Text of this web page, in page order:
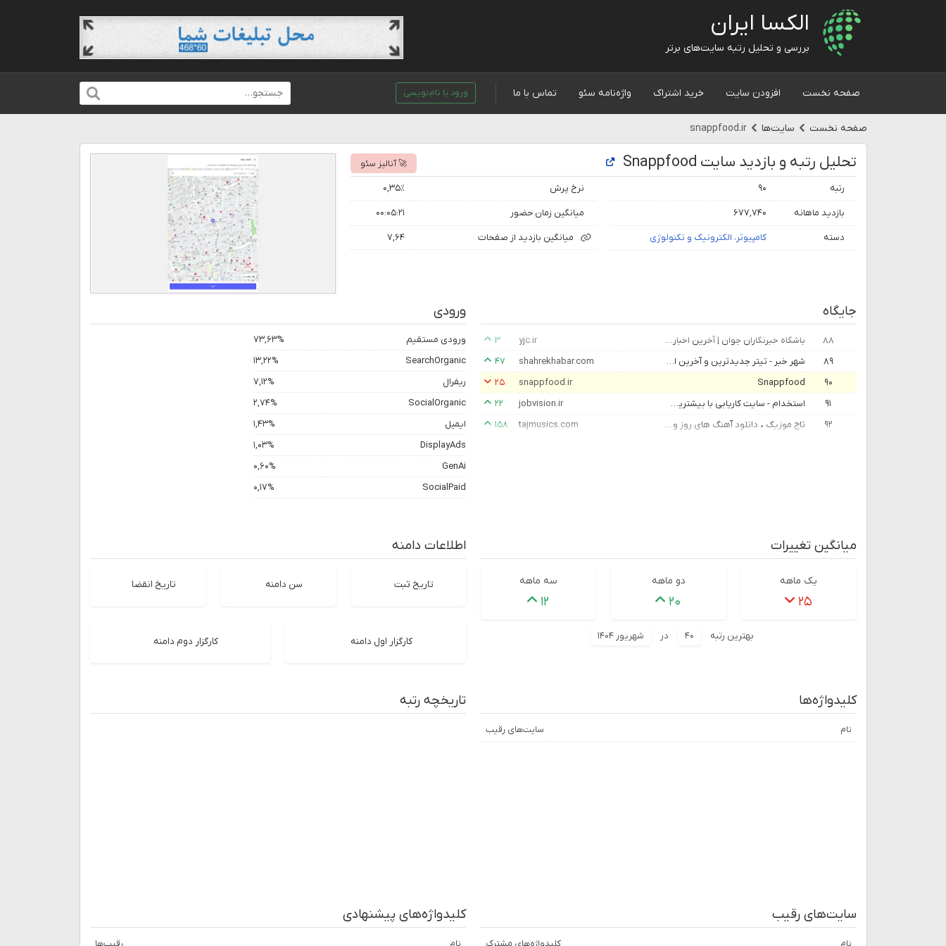
الکسا ایران
بررسی و تحلیل رتبه سایت‌های برتر
صفحه نخست افزودن سایت خرید اشتراک واژه‌نامه سئو تماس با ما ورود یا نام‌نویسی
صفحه نخست سایت‌ها snappfood.ir
تحلیل رتبه و بازدید سایت Snappfood 🚀 آنالیز سئو
رتبه ۹۰
بازدید ماهانه ۶۷۷,۷۴۰
دسته کامپیوتر، الکترونیک و تکنولوژی
نرخ پرش ۰,۳۵٪
میانگین زمان حضور ۰۰:۰۵:۲۱
میانگین بازدید از صفحات ۷,۶۴
جایگاه
۸۸ باشگاه خبرنگاران جوان | آخرین اخبار ایران و جهان | YJC yjc.ir
۳
۸۹
شهر خبر - تیتر جدیدترین و آخرین اخبار ایران و جهان shahrekhabar.com
۴۷
۹۰
Snappfood
snappfood.ir
۲۵
۹۱
استخدام - سایت کاریابی با بیشترین فرصت استخدام (آذر 1404) | جاب‌ویژن jobvision.ir
۲۲
۹۲
تاج موزیک • دانلود آهنگ های روز و ترند tajmusics.com ۱۵۸
ورودی
ورودی مستقیم
۷۳,۶۳%
SearchOrganic
۱۳,۲۲%
ریفرال
۷,۱۲%
SocialOrganic
۲,۷۴%
ایمیل
۱,۴۳%
DisplayAds
۱,۰۳%
GenAi
۰,۶۰%
SocialPaid
۰,۱۷%
میانگین تغییرات
یک ماهه
۲۵
دو ماهه
۲۰
سه ماهه
۱۲
بهترین رتبه ۴۰ در شهریور ۱۴۰۴
اطلاعات دامنه
تاریخ ثبت سن دامنه تاریخ انقضا
کارگزار اول دامنه کارگزار دوم دامنه
کلیدواژه‌ها
نام سایت‌های رقیب
تاریخچه رتبه
سایت‌های رقیب کلیدواژه‌های پیشنهادی